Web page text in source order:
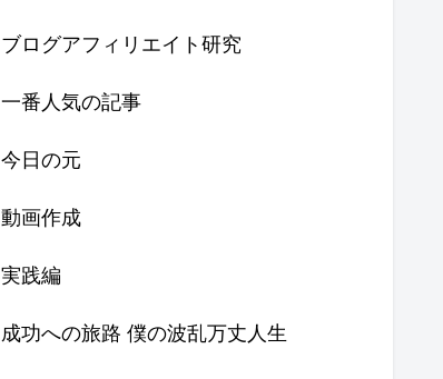
ブログアフィリエイト研究
一番人気の記事
今日の元
動画作成
実践編
成功への旅路 僕の波乱万丈人生